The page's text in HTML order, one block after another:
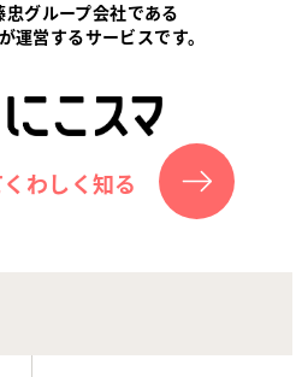
忠グループ会社である
営するサービスです。
わしく知る